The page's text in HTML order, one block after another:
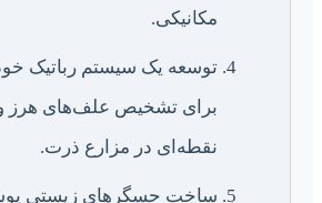
مکانیکی.
توسعه یک سیستم رباتیک
برای تشخیص علف‌های هرز
نقطه‌ای در مزارع ذرت.
ساخت حسگرهای زیستی